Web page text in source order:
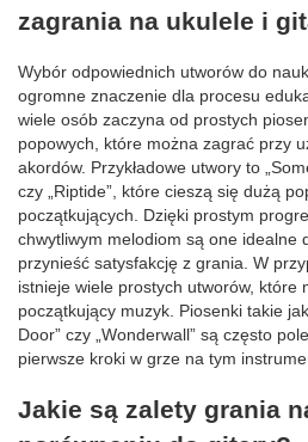
zagrania na ukulele i
Wybór odpowiednich utworów do
ogromne znaczenie dla procesu
wiele osób zaczyna od prostych
popowych, które można zagrać przy
akordów. Przykładowe utwory to
czy „Riptide”, które cieszą się dużą
początkujących. Dzięki prostym
chwytliwym melodiom są one idealne
przynieść satysfakcję z grania. W
istnieje wiele prostych utworów, które
początkujący muzyk. Piosenki takie jak
Door” czy „Wonderwall” są często
pierwsze kroki w grze na tym
Jakie są zalety grania